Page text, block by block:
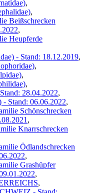
,
,
Beißschrecken
,
Heupferde
- Stand: 18.12.2019,
,
,
,
28.04.2022,
- Stand: 06.06.2022,
Schönschrecken
,
Knarrschrecken
Ödlandschrecken
,
Grashüpfer
,
,